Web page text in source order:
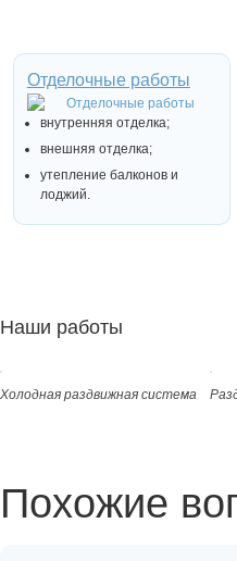
Отделочные работы
внутренняя отделка;
внешняя отделка;
утепление балконов и
лоджий.
Наши работы
Холодная раздвижная система
Похожие